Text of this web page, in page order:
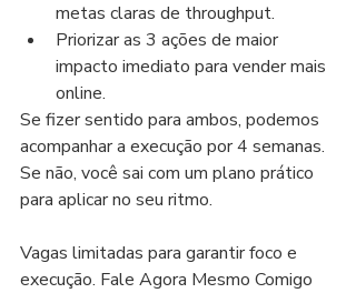
metas claras de throughput.
Priorizar as 3 ações de maior
impacto imediato para vender mais
online.
Se fizer sentido para ambos, podemos
acompanhar a execução por 4 semanas.
Se não, você sai com um plano prático
para aplicar no seu ritmo.
Vagas limitadas para garantir foco e
execução. Fale Agora Mesmo Comigo